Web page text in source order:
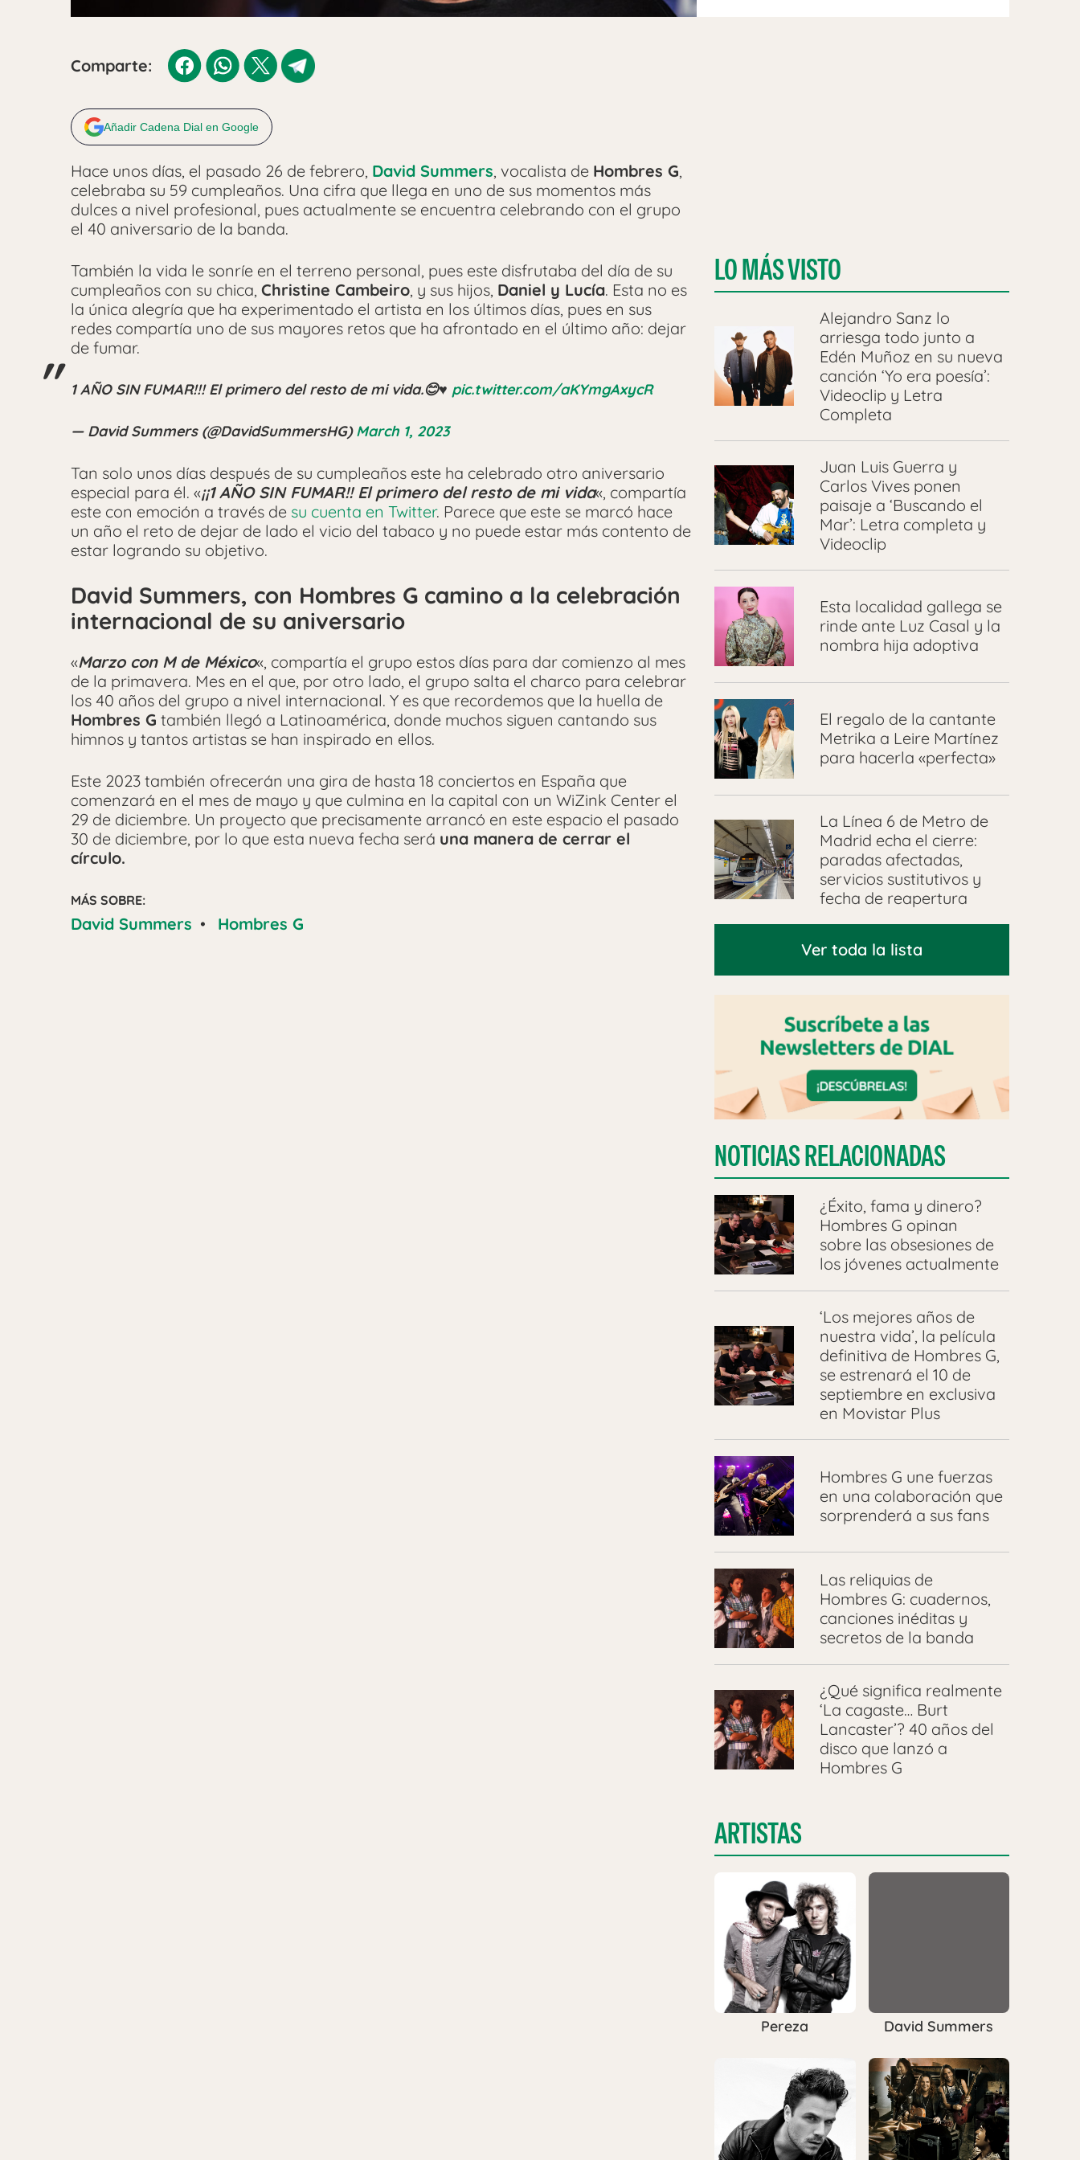
Comparte:
Añadir Cadena Dial en Google
Hace unos días, el pasado 26 de febrero, David Summers, vocalista de Hombres G,
celebraba su 59 cumpleaños. Una cifra que llega en uno de sus momentos más
dulces a nivel profesional, pues actualmente se encuentra celebrando con el grupo
el 40 aniversario de la banda.
También la vida le sonríe en el terreno personal, pues este disfrutaba del día de su
cumpleaños con su chica, Christine Cambeiro, y sus hijos, Daniel y Lucía. Esta no es
la única alegría que ha experimentado el artista en los últimos días, pues en sus
redes compartía uno de sus mayores retos que ha afrontado en el último año: dejar
de fumar.
1 AÑO SIN FUMAR!!! El primero del resto de mi vida.😊♥️ pic.twitter.com/aKYmgAxycR
— David Summers (@DavidSummersHG)March 1, 2023
Tan solo unos días después de su cumpleaños este ha celebrado otro aniversario
especial para él. «¡¡1 AÑO SIN FUMAR!! El primero del resto de mi vida«, compartía
este con emoción a través de su cuenta en Twitter. Parece que este se marcó hace
un año el reto de dejar de lado el vicio del tabaco y no puede estar más contento de
estar logrando su objetivo.
David Summers, con Hombres G camino a la celebración
internacional de su aniversario
«Marzo con M de México«, compartía el grupo estos días para dar comienzo al mes
de la primavera. Mes en el que, por otro lado, el grupo salta el charco para celebrar
los 40 años del grupo a nivel internacional. Y es que recordemos que la huella de
Hombres G también llegó a Latinoamérica, donde muchos siguen cantando sus
himnos y tantos artistas se han inspirado en ellos.
Este 2023 también ofrecerán una gira de hasta 18 conciertos en España que
comenzará en el mes de mayo y que culmina en la capital con un WiZink Center el
29 de diciembre. Un proyecto que precisamente arrancó en este espacio el pasado
30 de diciembre, por lo que esta nueva fecha será una manera de cerrar el
círculo.
MÁS SOBRE:
David Summers • Hombres G
LO MÁS VISTO
Alejandro Sanz lo
arriesga todo junto a
Edén Muñoz en su nueva
canción ‘Yo era poesía’:
Videoclip y Letra
Completa
Juan Luis Guerra y
Carlos Vives ponen
paisaje a ‘Buscando el
Mar’: Letra completa y
Videoclip
Esta localidad gallega se
rinde ante Luz Casal y la
nombra hija adoptiva
El regalo de la cantante
Metrika a Leire Martínez
para hacerla «perfecta»
La Línea 6 de Metro de
Madrid echa el cierre:
paradas afectadas,
servicios sustitutivos y
fecha de reapertura
Ver toda la lista
NOTICIAS RELACIONADAS
¿Éxito, fama y dinero?
Hombres G opinan
sobre las obsesiones de
los jóvenes actualmente
‘Los mejores años de
nuestra vida’, la película
definitiva de Hombres G,
se estrenará el 10 de
septiembre en exclusiva
en Movistar Plus
Hombres G une fuerzas
en una colaboración que
sorprenderá a sus fans
Las reliquias de
Hombres G: cuadernos,
canciones inéditas y
secretos de la banda
¿Qué significa realmente
‘La cagaste… Burt
Lancaster’? 40 años del
disco que lanzó a
Hombres G
ARTISTAS
Pereza David Summers